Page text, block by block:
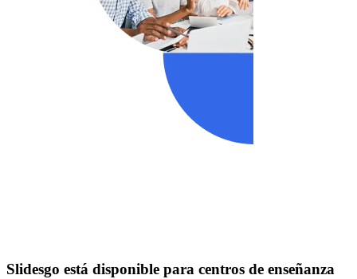
Slidesgo está disponible para centros de enseñanza